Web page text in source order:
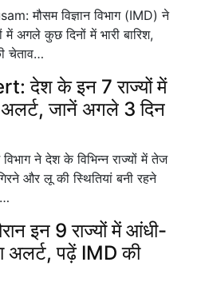
मौसम विज्ञान विभाग (IMD) ने
अगले कुछ दिनों में भारी बारिश,
चेताव…
देश के इन 7 राज्यों में
अलर्ट, जानें अगले 3 दिन
ने देश के विभिन्न राज्यों में तेज
और लू की स्थितियां बनी रहने
इन 9 राज्यों में आंधी-
अलर्ट, पढ़ें IMD की